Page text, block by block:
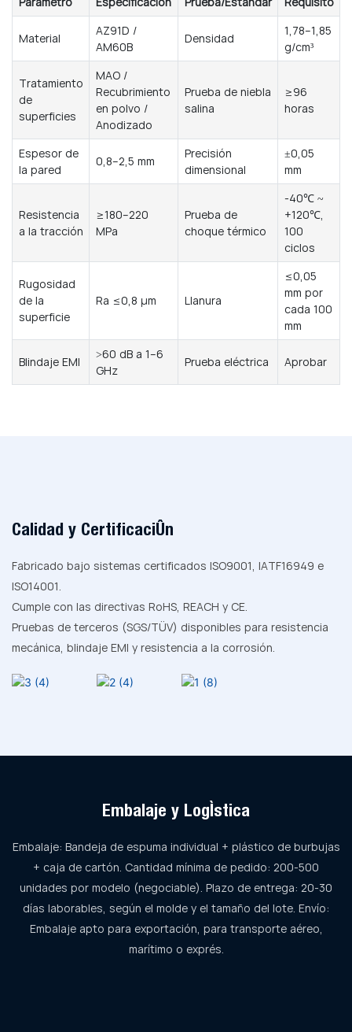
Material
AZ91D /
AM60B
Densidad
1,78–1,85
g/cm³
Tratamiento
de
superficies
MAO /
Recubrimiento
en polvo /
Anodizado
Prueba de niebla
salina
≥96
horas
Espesor de
la pared
0,8–2,5 mm
Precisión
dimensional
±0,05
mm
Resistencia
a la tracción
≥180–220
MPa
Prueba de
choque térmico
-40℃ ~
+120℃,
100
ciclos
Rugosidad
de la
superficie
Ra ≤0,8 μm Llanura
≤0,05
mm por
cada 100
mm
Blindaje EMI
>60 dB a 1–6
GHz
Prueba eléctrica Aprobar
Calidad y Certificación
Fabricado bajo sistemas certificados ISO9001, IATF16949 e
ISO14001.
Cumple con las directivas RoHS, REACH y CE.
Pruebas de terceros (SGS/TÜV) disponibles para resistencia
mecánica, blindaje EMI y resistencia a la corrosión.
Embalaje y Logística
Embalaje: Bandeja de espuma individual + plástico de burbujas
+ caja de cartón. Cantidad mínima de pedido: 200-500
unidades por modelo (negociable). Plazo de entrega: 20-30
días laborables, según el molde y el tamaño del lote. Envío:
Embalaje apto para exportación, para transporte aéreo,
marítimo o exprés.